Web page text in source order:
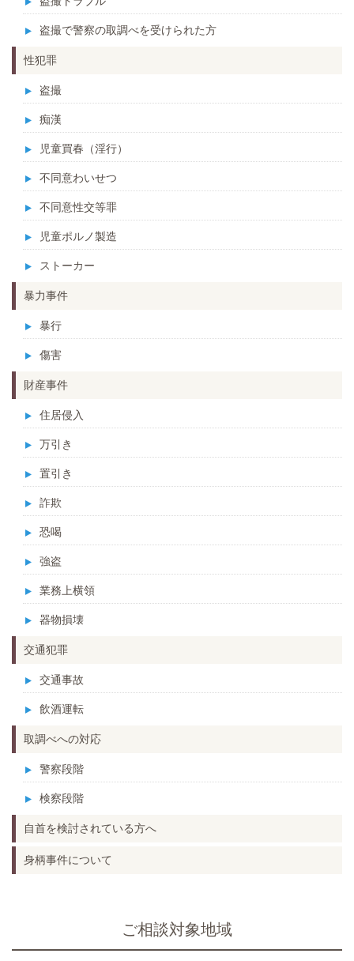
盗撮で警察の取調べを受けられた方
性犯罪
盗撮
痴漢
児童買春（淫行）
不同意わいせつ
不同意性交等罪
児童ポルノ製造
ストーカー
暴力事件
暴行
傷害
財産事件
住居侵入
万引き
置引き
詐欺
恐喝
強盗
業務上横領
器物損壊
交通犯罪
交通事故
飲酒運転
取調べへの対応
警察段階
検察段階
自首を検討されている方へ
身柄事件について
ご相談対象地域